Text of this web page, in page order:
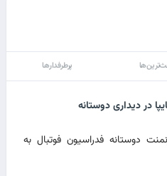
پرطرفدارها
در دیداری دوستانه
دوستانه فدراسیون فوتبال به